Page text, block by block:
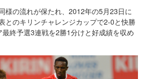
様の流れが保たれ、2012年の5月23日に
とのキリンチャレンジカップで2-0と快勝
終予選3連戦を2勝1分けと好成績を収め